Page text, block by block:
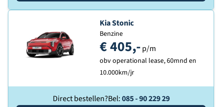
Ontdek de
Kia Stonic
Benzine
€ 405,- p/m
obv operational lease, 60mnd en
10.000km/jr
Direct bestellen?Bel:085 - 90 229 29